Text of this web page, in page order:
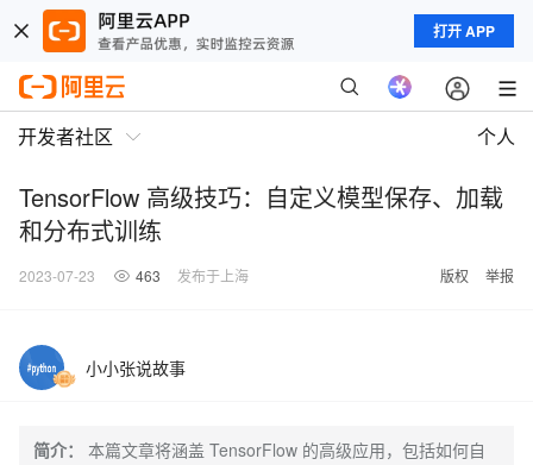
打开 APP
开发者社区 个人
TensorFlow 高级技巧：自定义模型保存、加载
和分布式训练
2023-07-23 463 发布于上海 版权 举报
小小张说故事
简介：
本篇文章将涵盖 TensorFlow 的高级应用，包括如何自